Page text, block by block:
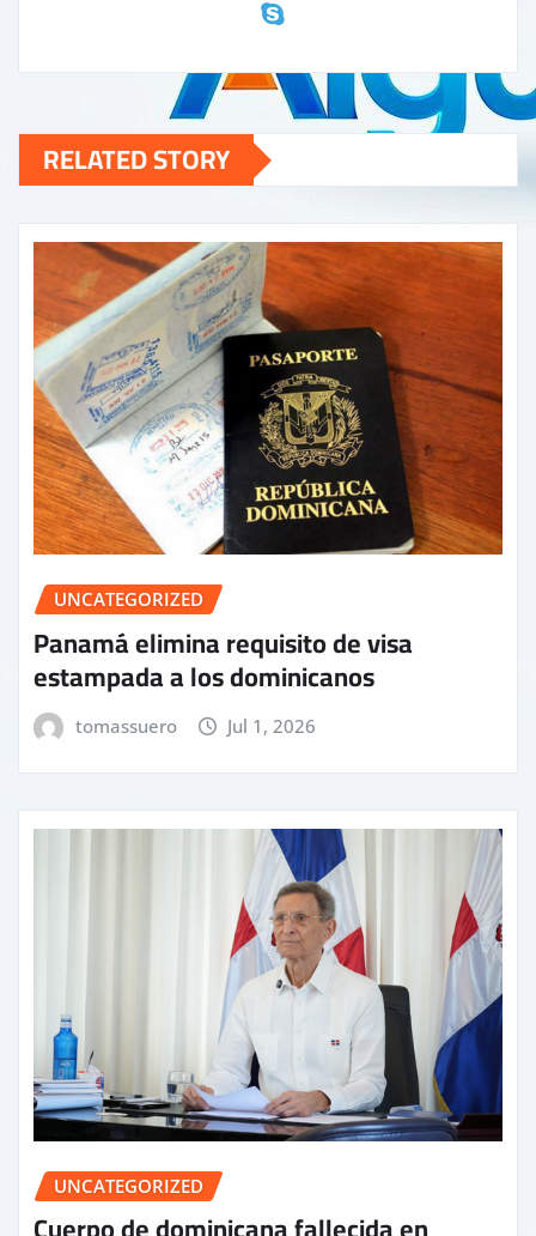
RELATED STORY
UNCATEGORIZED
Panamá elimina requisito de visa
estampada a los dominicanos
tomassuero Jul 1, 2026
UNCATEGORIZED